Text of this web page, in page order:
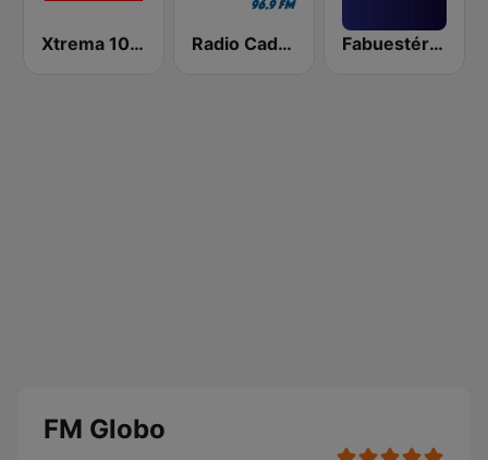
Xtrema 101.3 FM Radio Cadena Sonora Fabuestéreo 88.1 FM
FM Globo